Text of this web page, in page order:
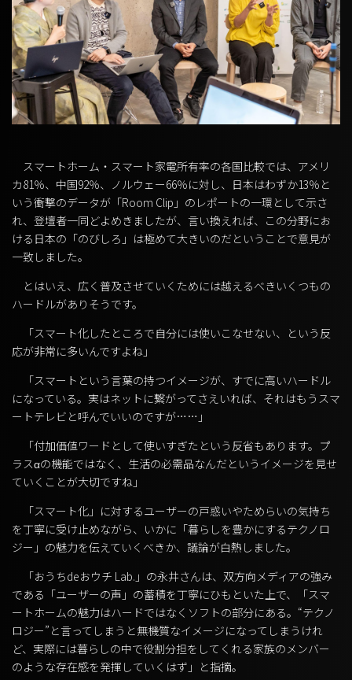
スマートホーム・スマート家電所有率の各国比較では、アメリ
カ81％、中国92％、ノルウェー66％に対し、日本はわずか13％と
いう衝撃のデータが「Room Clip」のレポートの一環として示さ
れ、登壇者一同どよめきましたが、言い換えれば、この分野にお
ける日本の「のびしろ」は極めて大きいのだということで意見が
一致しました。
とはいえ、広く普及させていくためには越えるべきいくつもの
ハードルがありそうです。
「スマート化したところで自分には使いこなせない、という反
応が非常に多いんですよね」
「スマートという言葉の持つイメージが、すでに高いハードル
になっている。実はネットに繋がってさえいれば、それはもうスマ
ートテレビと呼んでいいのですが……」
「付加価値ワードとして使いすぎたという反省もあります。プ
ラスαの機能ではなく、生活の必需品なんだというイメージを見せ
ていくことが大切ですね」
「スマート化」に対するユーザーの戸惑いやためらいの気持ち
を丁寧に受け止めながら、いかに「暮らしを豊かにするテクノロ
ジー」の魅力を伝えていくべきか、議論が白熱しました。
「おうちdeおウチ Lab.」の永井さんは、双方向メディアの強み
である「ユーザーの声」の蓄積を丁寧にひもといた上で、「スマ
ートホームの魅力はハードではなくソフトの部分にある。“テクノ
ロジー”と言ってしまうと無機質なイメージになってしまうけれ
ど、実際には暮らしの中で役割分担をしてくれる家族のメンバー
のような存在感を発揮していくはず」と指摘。